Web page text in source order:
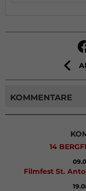
KOMMENTARE
14
Filmfest St.